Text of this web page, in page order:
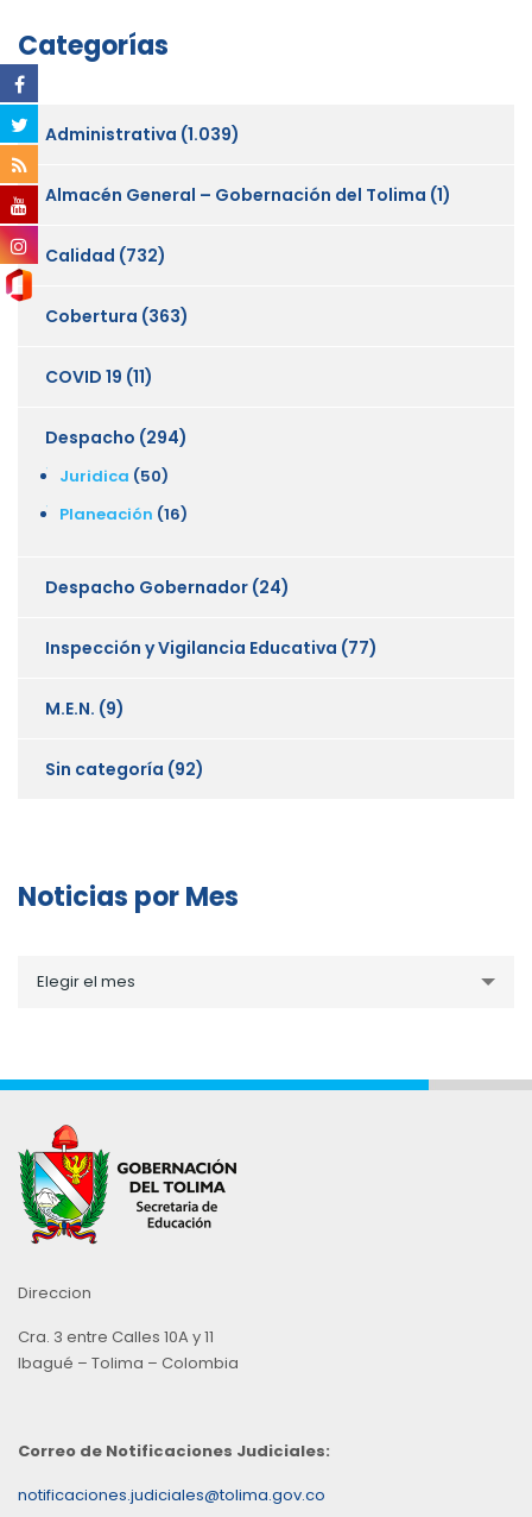
Categorías
Administrativa (1.039)
Almacén General – Gobernación del Tolima (1)
Calidad (732)
Cobertura (363)
COVID 19 (11)
Despacho (294)
Juridica (50)
Planeación (16)
Despacho Gobernador (24)
Inspección y Vigilancia Educativa (77)
M.E.N. (9)
Sin categoría (92)
Noticias por Mes
porElegir el mes
Direccion
Cra. 3 entre Calles 10A y 11
Ibagué – Tolima – Colombia
Correo de Notificaciones Judiciales:
notificaciones.judiciales@tolima.gov.co